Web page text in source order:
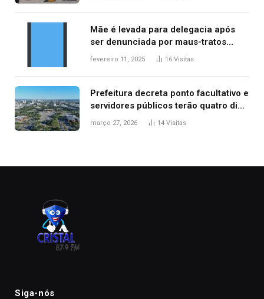
Mãe é levada para delegacia após
ser denunciada por maus-tratos
contra dois filhos, diz polícia
fevereiro 11, 2025 16 Visitas
Prefeitura decreta ponto facultativo e
servidores públicos terão quatro dias
de folga na Semana Santa
março 27, 2026 14 Visitas
Siga-nós